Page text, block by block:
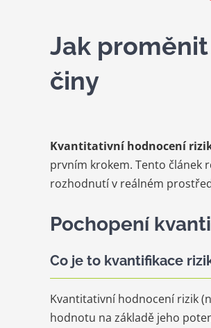
Jak
činy
Kvantitativní hodnocení
prvním krokem. Tento článek
rozhodnutí v reálném
Pochopení
Co je to kvantifikace
Kvantitativní hodnocení rizik
hodnotu na základě jeho